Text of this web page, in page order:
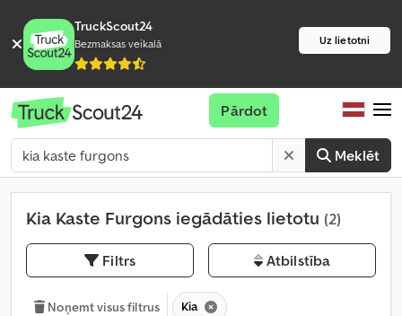
TruckScout24
Bezmaksas veikalā Uz lietotni
Meklēt
Pārdot
Kia Kaste Furgons iegādāties lietotu (2)
Filtrs Atbilstība
Noņemt visus filtrus Kia